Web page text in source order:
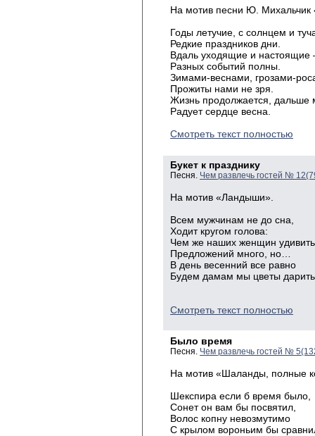
На мотив песни Ю. Михальчик
Годы летучие, с солнцем и
Редкие праздников дни.
Вдаль уходящие и
Разных событий полны.
Зимами-веснами, грозами-
Прожиты нами не зря.
Жизнь продолжается, дальше
Радует сердце весна.
Смотреть текст полностью
Букет к празднику
Песня. Чем развлечь гостей №
На мотив «Ландыши».
Всем мужчинам не до сна,
Ходиткругом голова:
Чем же наших женщин
Предложений много, но…
В день весенний все равно
Будем дамам мы цветы
Смотреть текст полностью
Было время
Песня. Чем развлечь гостей №
На мотив «Шаланды, полные
Шекспира если б время было,
Сонет он вам бы посвятил,
Волос копну невозмутимо
С крылом вороньим бы